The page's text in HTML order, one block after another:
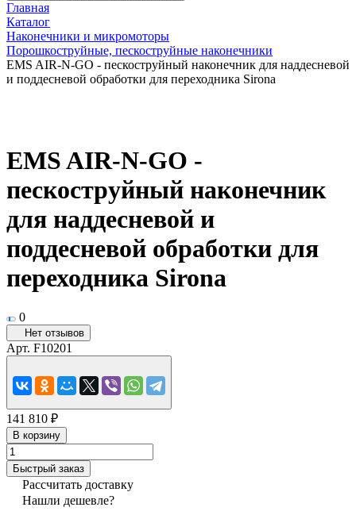
Главная
Каталог
Наконечники и микромоторы
Порошкоструйные, пескоструйные наконечники
EMS AIR-N-GO - пескоструйный наконечник для наддесневой
и поддесневой обработки для переходника Sirona
EMS AIR-N-GO -
пескоструйный наконечник
для наддесневой и
поддесневой обработки для
переходника Sirona
0
Нет отзывов
Арт. F10201
141 810 ₽
В корзину
Быстрый заказ
Рассчитать доставку
Нашли дешевле?